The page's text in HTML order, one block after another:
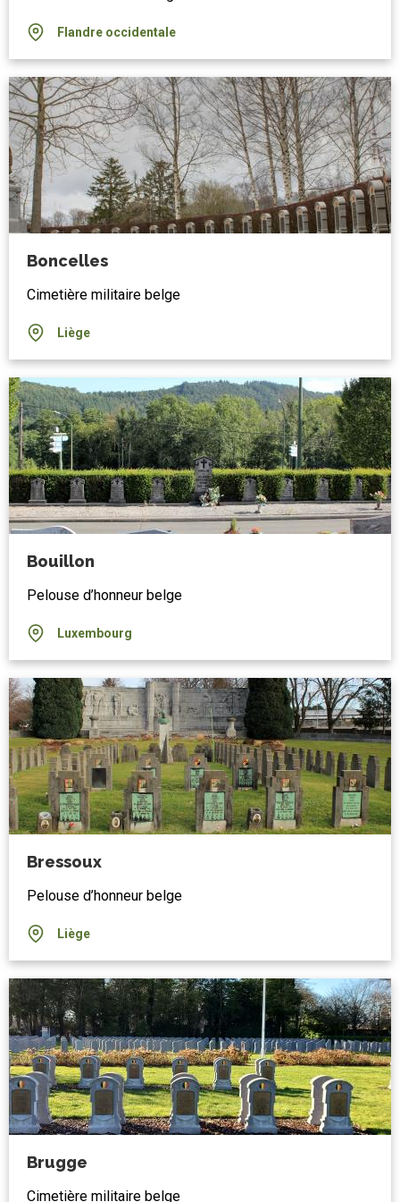
Flandre occidentale
Boncelles
Cimetière militaire belge
Liège
Bouillon
Pelouse d’honneur belge
Luxembourg
Bressoux
Pelouse d’honneur belge
Liège
Brugge
Cimetière militaire belge